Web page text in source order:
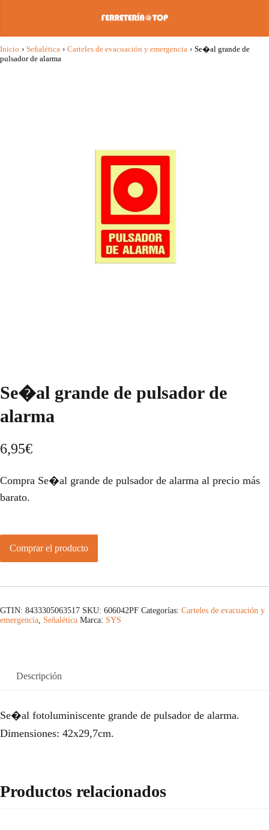
Inicio › Señalética › Carteles de evacuación y emergencia › Se�al grande de
pulsador de alarma
Se�al grande de pulsador de
alarma
6,95€
Compra Se�al grande de pulsador de alarma al precio más
barato.
Comprar el producto
GTIN: 8433305063517 SKU: 606042PF Categorías: Carteles de evacuación y
emergencia, Señalética Marca: SYS
Descripción
Se�al fotoluminiscente grande de pulsador de alarma.
Dimensiones: 42x29,7cm.
Productos relacionados